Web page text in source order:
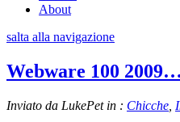
About
salta alla navigazione
Webware 100
Inviato da LukePet in : Chicche